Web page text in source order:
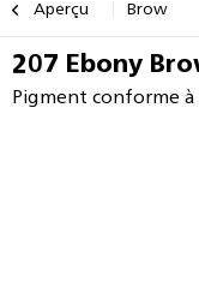
Aperçu Brow
207 Ebony
Pigment conforme à